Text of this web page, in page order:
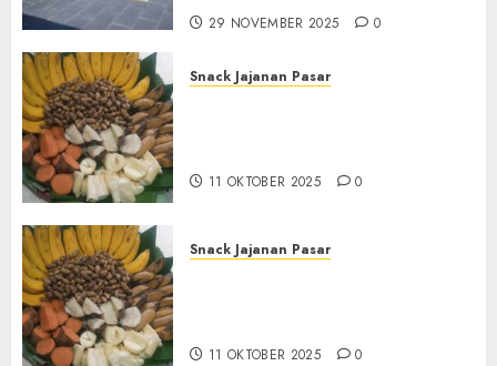
29 NOVEMBER 2025 0
Snack Jajanan Pasar
11 OKTOBER 2025 0
Snack Jajanan Pasar
11 OKTOBER 2025 0